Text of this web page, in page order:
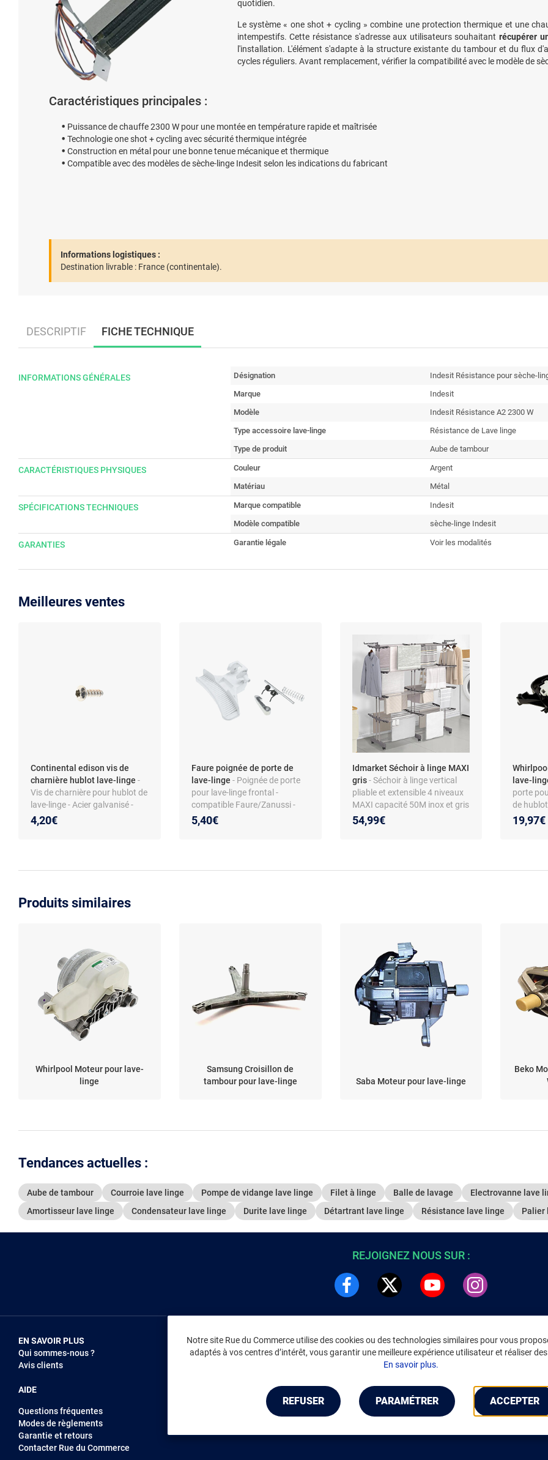
quotidien.
Le système « one shot + cycling » combine une protection thermique et une
intempestifs. Cette résistance s'adresse aux utilisateurs souhaitantrécupérer
l'installation. L'élément s'adapte à la structure existante du tambour et du flux
cycles réguliers. Avant remplacement, vérifier la compatibilité avec le modèle de
Caractéristiques principales :
Puissance de chauffe 2300 W pour une montée en température rapide et maîtrisée
Technologie one shot + cycling avec sécurité thermique intégrée
Construction en métal pour une bonne tenue mécanique et thermique
Compatible avec des modèles de sèche-linge Indesit selon les indications du fabricant
Informations logistiques :
Destination livrable : France (continentale).
DESCRIPTIF FICHE TECHNIQUE
INFORMATIONS GÉNÉRALES Désignation
Indesit Résistance pour sèche-
Marque
Indesit
Modèle
Indesit Résistance A2 2300 W
Type accessoire lave-linge
Résistance de Lave linge
Type de produit
Aube de tambour
CARACTÉRISTIQUES PHYSIQUES Couleur
Argent
Matériau
Métal
SPÉCIFICATIONS TECHNIQUES Marque compatible
Indesit
Modèle compatible
sèche-linge Indesit
GARANTIES Garantie légale Voir les modalités
Meilleures ventes
Continental edison vis de
charnière hublot lave-linge -
Vis de charnière pour hublot de
lave-linge - Acier galvanisé -
Torx 4x12 - Compatible
modèles Continental Edison
4,20€
Faure poignée de porte de
lave-linge - Poignée de porte
pour lave-linge frontal -
compatible Faure/Zanussi -
coloris blanc - matériau ABS
5,40€
Idmarket Séchoir à linge MAXI
gris- Séchoir à linge vertical
pliable et extensible 4 niveaux
MAXI capacité 50M inox et gris
54,99€
lave-
porte
de
19,97€
Produits similaires
Whirlpool Moteur pour lave-
linge
Samsung Croisillon de
tambour pour lave-linge
Saba Moteur pour lave-linge
Beko
Tendances actuelles :
Aube de tambour Courroie lave linge Pompe de vidange lave linge Filet à linge Balle de lavage
Electrovanne lave
Amortisseur lave linge
Condensateur lave linge Durite lave linge Détartrant lave linge Résistance lave linge Palier
Notre site Rue du Commerce utilise des cookies ou des technologies similaires pour vous
adaptés à vos centres d’intérêt, vous garantir une meilleure expérience utilisateur et réaliser
En savoir plus.
REFUSER PARAMÉTRER ACCEPTER
REJOIGNEZ NOUS SUR :
EN SAVOIR PLUS
Qui sommes-nous ?
Avis clients
AIDE
Questions fréquentes
Modes de règlements
Garantie et retours
Contacter Rue du Commerce
NOUS REJOINDRE
Vendez sur RDC
INFORMATIONS LÉGALES
Environnement
CGV/CGU Marketplace
Gérer mes cookies
Mentions légales
Accessibilité : non conforme